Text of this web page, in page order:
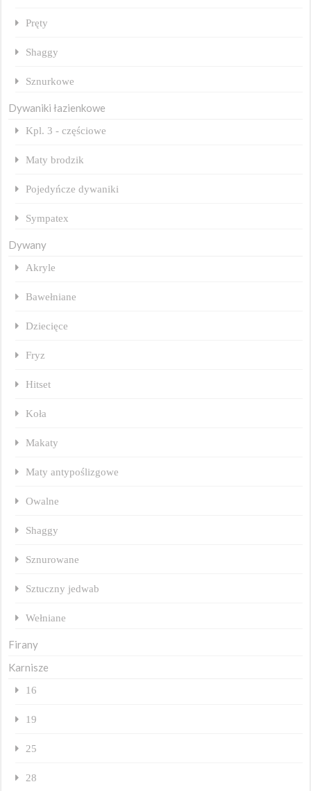
Pręty
Shaggy
Sznurkowe
Dywaniki łazienkowe
Kpl. 3 - częściowe
Maty brodzik
Pojedyńcze dywaniki
Sympatex
Dywany
Akryle
Bawełniane
Dziecięce
Fryz
Hitset
Koła
Makaty
Maty antypoślizgowe
Owalne
Shaggy
Sznurowane
Sztuczny jedwab
Wełniane
Firany
Karnisze
16
19
25
28